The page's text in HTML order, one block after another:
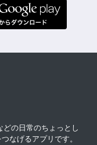
の日常のちょっとし
なげるアプリです。